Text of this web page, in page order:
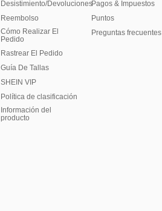
Desistimiento/Devoluciones
Reembolso
Cómo Realizar El
Pedido
Rastrear El Pedido
Guía De Tallas
SHEIN VIP
Política de clasificación
​Información del
producto
Pagos & Impuestos
Puntos
Preguntas frecuentes